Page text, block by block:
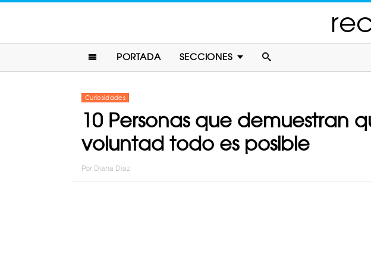
PORTADA SECCIONES
Curiosidades
10 Personas que demuestran
voluntad todo es posible
Por Diana Diaz